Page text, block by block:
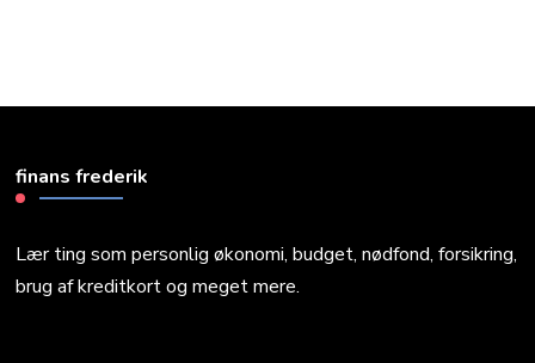
finans frederik
Lær ting som personlig økonomi, budget, nødfond, forsikring,
brug af kreditkort og meget mere.